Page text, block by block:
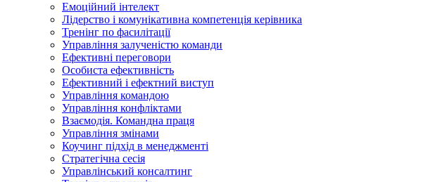
Емоційний інтелект
Лідерство і комунікативна компетенція керівника
Тренінг по фасилітації
Управління залученістю команди
Ефективні переговори
Особиста ефективність
Ефективний і ефектний виступ
Управління командою
Управління конфліктами
Взаємодія. Командна праця
Управління змінами
Коучинг підхід в менеджменті
Стратегічна сесія
Управлінський консалтинг